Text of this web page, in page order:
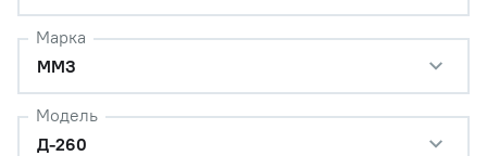
Марка
ММЗ
Модель
Д-260